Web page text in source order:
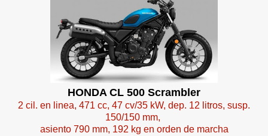
HONDA CL 500 Scrambler
2 cil. en linea, 471 cc, 47 cv/35 kW, dep. 12 litros, susp.
150/150 mm,
asiento 790 mm, 192 kg en orden de marcha